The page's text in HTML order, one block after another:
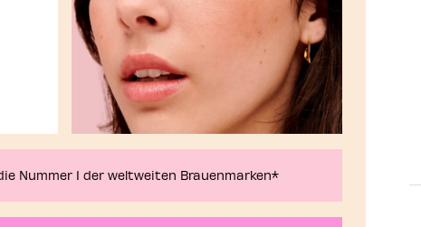
Nummer 1 der weltweiten Brauenmarken*